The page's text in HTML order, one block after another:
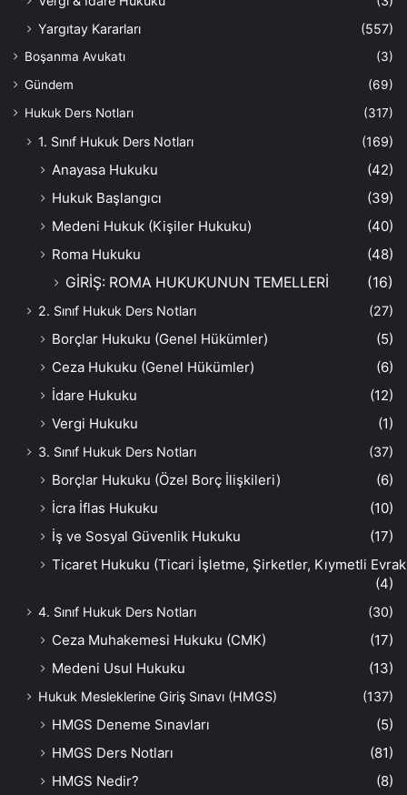
Yargıtay Kararları
(557)
Boşanma Avukatı
(3)
Gündem
(69)
Hukuk Ders Notları
(317)
1. Sınıf Hukuk Ders Notları (169)
Anayasa Hukuku
(42)
Hukuk Başlangıcı
(39)
Medeni Hukuk (Kişiler Hukuku)
(40)
Roma Hukuku
(48)
GİRİŞ: ROMA HUKUKUNUN TEMELLERİ
(16)
2. Sınıf Hukuk Ders Notları (27)
Borçlar Hukuku (Genel Hükümler)
(5)
Ceza Hukuku (Genel Hükümler)
(6)
İdare Hukuku
(12)
Vergi Hukuku
(1)
3. Sınıf Hukuk Ders Notları (37)
Borçlar Hukuku (Özel Borç İlişkileri)
(6)
İcra İflas Hukuku
(10)
İş ve Sosyal Güvenlik Hukuku
(17)
Ticaret Hukuku (Ticari İşletme, Şirketler, Kıymetli
(4)
4. Sınıf Hukuk Ders Notları (30)
Ceza Muhakemesi Hukuku (CMK)
(17)
Medeni Usul Hukuku
(13)
Hukuk Mesleklerine Giriş Sınavı (HMGS) (137)
HMGS Deneme Sınavları
(5)
HMGS Ders Notları
(81)
HMGS Nedir?
(8)